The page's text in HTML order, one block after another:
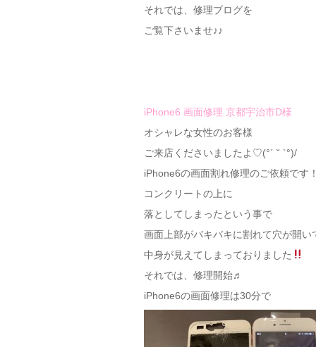
それでは、修理ブログを
ご覧下さいませ♪♪
iPhone6 画面修理 京都宇治市D様
オシャレな女性のお客様
ご来店くださいましたよ♡(°´ ˘ `°)/
iPhone6の画面割れ修理のご依頼です
コンクリートの上に
落としてしまったという事で
画面上部がバキバキに割れて穴が開い
中身が見えてしまっておりました
それでは、修理開始♬
iPhone6の画面修理は30分で